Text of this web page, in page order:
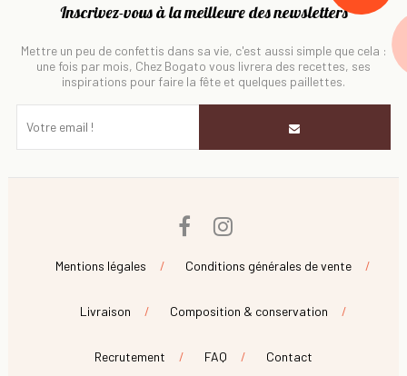
Inscrivez-vous à la meilleure des newsletters
Mettre un peu de confettis dans sa vie, c'est aussi simple que cela :
une fois par mois, Chez Bogato vous livrera des recettes, ses
inspirations pour faire la fête et quelques paillettes.
Facebook
Mentions légales Conditions générales de vente
Livraison Composition & conservation
Recrutement FAQ Contact